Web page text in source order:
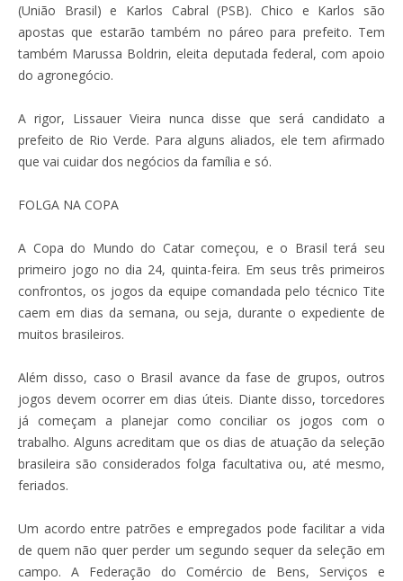
(União Brasil) e Karlos Cabral (PSB). Chico e Karlos são
apostas que estarão também no páreo para prefeito. Tem
também Marussa Boldrin, eleita deputada federal, com apoio
do agronegócio.
A rigor, Lissauer Vieira nunca disse que será candidato a
prefeito de Rio Verde. Para alguns aliados, ele tem afirmado
que vai cuidar dos negócios da família e só.
FOLGA NA COPA
A Copa do Mundo do Catar começou, e o Brasil terá seu
primeiro jogo no dia 24, quinta-feira. Em seus três primeiros
confrontos, os jogos da equipe comandada pelo técnico Tite
caem em dias da semana, ou seja, durante o expediente de
muitos brasileiros.
Além disso, caso o Brasil avance da fase de grupos, outros
jogos devem ocorrer em dias úteis. Diante disso, torcedores
já começam a planejar como conciliar os jogos com o
trabalho. Alguns acreditam que os dias de atuação da seleção
brasileira são considerados folga facultativa ou, até mesmo,
feriados.
Um acordo entre patrões e empregados pode facilitar a vida
de quem não quer perder um segundo sequer da seleção em
campo. A Federação do Comércio de Bens, Serviços e